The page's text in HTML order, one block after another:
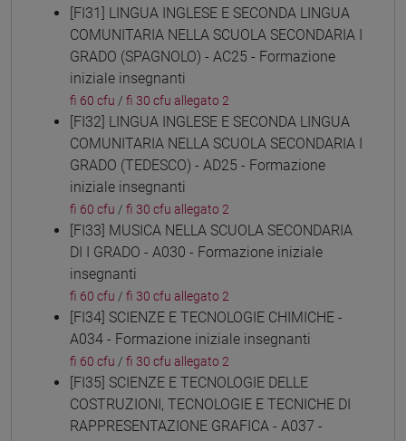
[FI31] LINGUA INGLESE E SECONDA LINGUA
COMUNITARIA NELLA SCUOLA SECONDARIA I
GRADO (SPAGNOLO) - AC25 - Formazione
iniziale insegnanti
fi 60 cfu / fi 30 cfu allegato 2
[FI32] LINGUA INGLESE E SECONDA LINGUA
COMUNITARIA NELLA SCUOLA SECONDARIA I
GRADO (TEDESCO) - AD25 - Formazione
iniziale insegnanti
fi 60 cfu / fi 30 cfu allegato 2
[FI33] MUSICA NELLA SCUOLA SECONDARIA
DI I GRADO - A030 - Formazione iniziale
insegnanti
fi 60 cfu / fi 30 cfu allegato 2
[FI34] SCIENZE E TECNOLOGIE CHIMICHE -
A034 - Formazione iniziale insegnanti
fi 60 cfu / fi 30 cfu allegato 2
[FI35] SCIENZE E TECNOLOGIE DELLE
COSTRUZIONI, TECNOLOGIE E TECNICHE DI
RAPPRESENTAZIONE GRAFICA - A037 -